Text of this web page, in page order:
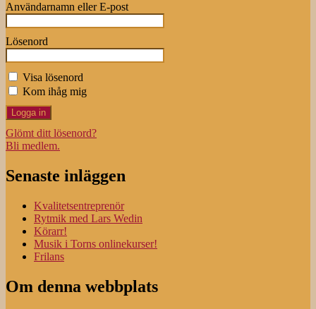
Användarnamn eller E-post
Lösenord
Visa lösenord
Kom ihåg mig
Glömt ditt lösenord?
Bli medlem.
Senaste inläggen
Kvalitetsentreprenör
Rytmik med Lars Wedin
Körarr!
Musik i Torns onlinekurser!
Frilans
Om denna webbplats